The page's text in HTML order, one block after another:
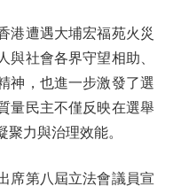
遭遇大埔宏福苑火災
與社會各界守望相助、
神，也進一步激發了選
量民主不僅反映在選舉
力與治理效能。
第八屆立法會議員宣